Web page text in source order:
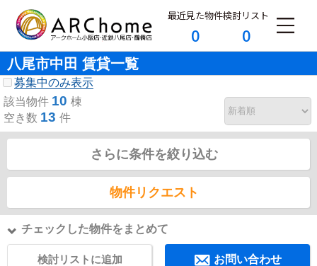
最近見た物件
0
検討リスト
0
八尾市中田 賃貸一覧
募集中のみ表示
該当物件 10 棟
空き数 13 件
さらに条件を絞り込む
物件リクエスト
チェックした物件をまとめて
検討リストに追加 お問い合わせ